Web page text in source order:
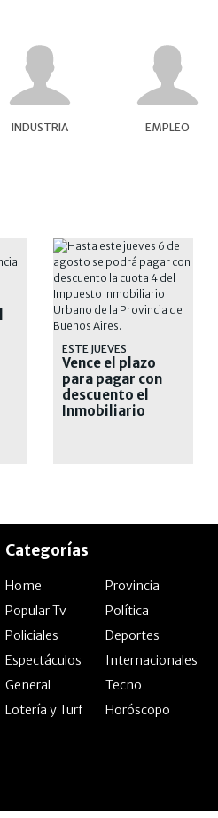
INDUSTRIA EMPLEO
ESTE JUEVES
Vence el plazo
para pagar con
descuento el
Inmobiliario
Categorías
Home
Provincia
Popular Tv
Política
Policiales
Deportes
Espectáculos
Internacionales
General
Tecno
Lotería y Turf
Horóscopo